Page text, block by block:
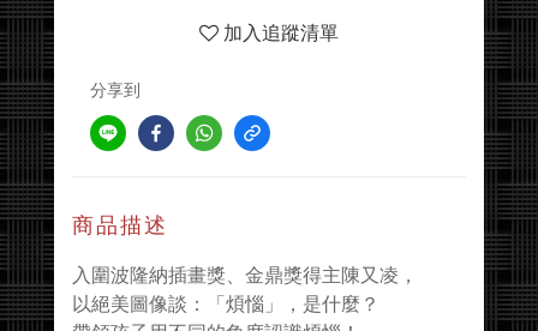
加入追蹤清單
分享到
商品描述
入圍波隆納插畫獎、金鼎獎得主陳又凌，
以絕美圖像談：「煩惱」，是什麼？